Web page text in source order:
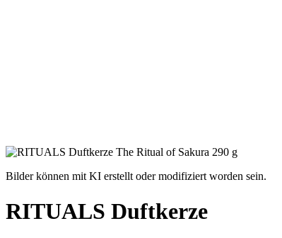
Bilder können mit KI erstellt oder modifiziert worden sein.
RITUALS Duftkerze